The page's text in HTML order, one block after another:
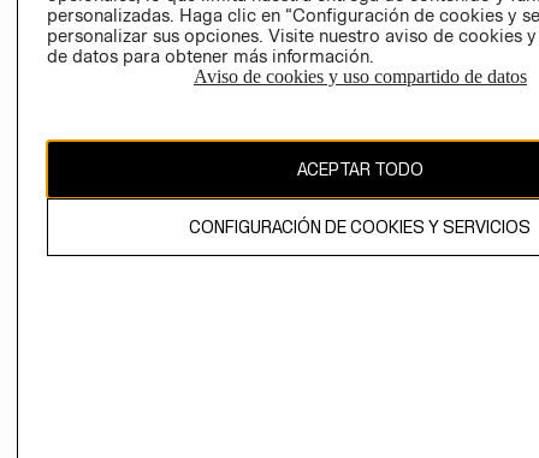
AVISO DE
COOKIES
CAMBIAR REGIÓN
personalizadas. Haga clic en “Configuración de cookies y
personalizar sus opciones. Visite nuestro aviso de cookies
de datos para obtener más información.
Aviso de cookies y uso compartido de datos
ACEPTAR TODO
CONFIGURACIÓN DE COOKIES Y SERVICIOS